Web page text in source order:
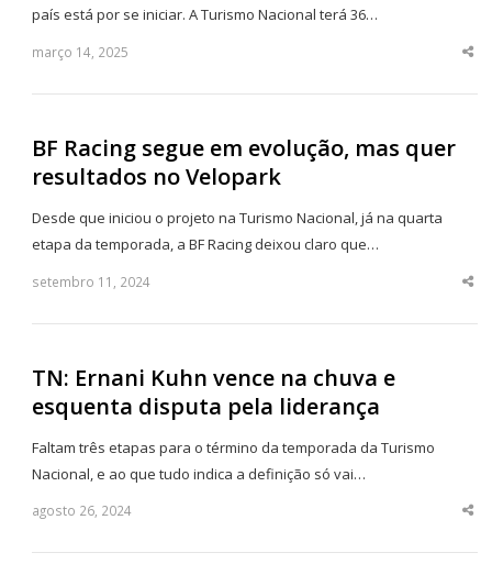
país está por se iniciar. A Turismo Nacional terá 36…
março 14, 2025
BF Racing segue em evolução, mas quer
resultados no Velopark
Desde que iniciou o projeto na Turismo Nacional, já na quarta
etapa da temporada, a BF Racing deixou claro que…
setembro 11, 2024
TN: Ernani Kuhn vence na chuva e
esquenta disputa pela liderança
Faltam três etapas para o término da temporada da Turismo
Nacional, e ao que tudo indica a definição só vai…
agosto 26, 2024